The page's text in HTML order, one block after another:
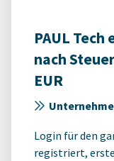
PAUL
nach
EUR
Login für den
registriert,